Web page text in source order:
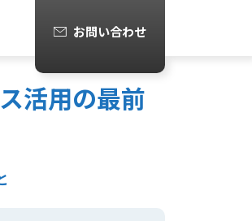
お問い合わせ
活用の最前